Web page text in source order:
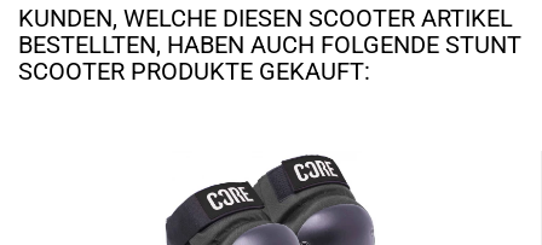
KUNDEN, WELCHE DIESEN SCOOTER ARTIKEL
BESTELLTEN, HABEN AUCH FOLGENDE STUNT
SCOOTER PRODUKTE GEKAUFT: